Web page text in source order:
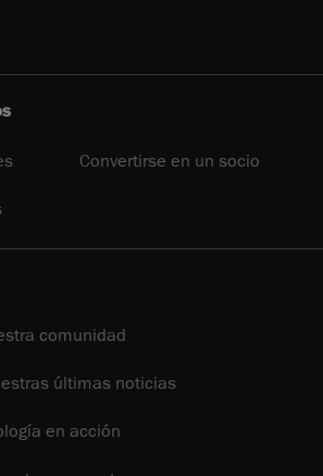
Convertirse en un socio
comunidad
últimas noticias
en acción